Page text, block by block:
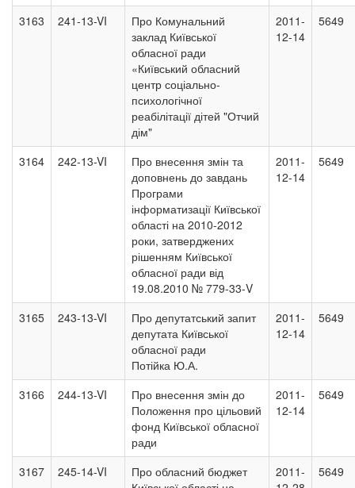
3163 241-13-VI
Про Комунальний
заклад Київської
обласної ради
«Київський обласний
центр соціально-
психологічної
реабілітації дітей "Отчий
дім"
2011-
12-14
5649
3164 242-13-VI
Про внесення змін та
доповнень до завдань
Програми
інформатизації Київської
області на 2010-2012
роки, затверджених
рішенням Київської
обласної ради від
19.08.2010 № 779-33-V
2011-
12-14
5649
3165 243-13-VI
Про депутатський запит
депутата Київської
обласної ради
Потійка Ю.А.
2011-
12-14
5649
3166 244-13-VI
Про внесення змін до
Положення про цільовий
фонд Київської обласної
ради
2011-
12-14
5649
3167 245-14-VI
Про обласний бюджет
2011-
5649